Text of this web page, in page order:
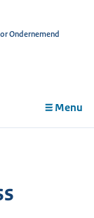
Ondernemend
Menu